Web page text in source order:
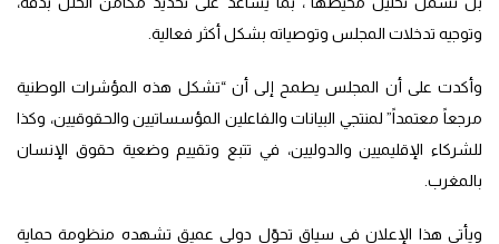
وتوجيه تدخلات المجلس وتوصياته بشكل أكثر فعالية.
وأكدت على أن المجلس يطمح إلى أن “تشكل هذه المؤشرات الوطنية
مرجعاً معتمداً” لمنتجي البيانات والفاعلين المؤسساتيين والحقوقيين، وكذا
للشركاء الإقليميين والدوليين، في تتبع وتقييم وضعية حقوق الإنسان
بالمغرب.
ويأتي هذا الإعلان في سياق تحوّل دولي عميق تشهده منظومة حماية